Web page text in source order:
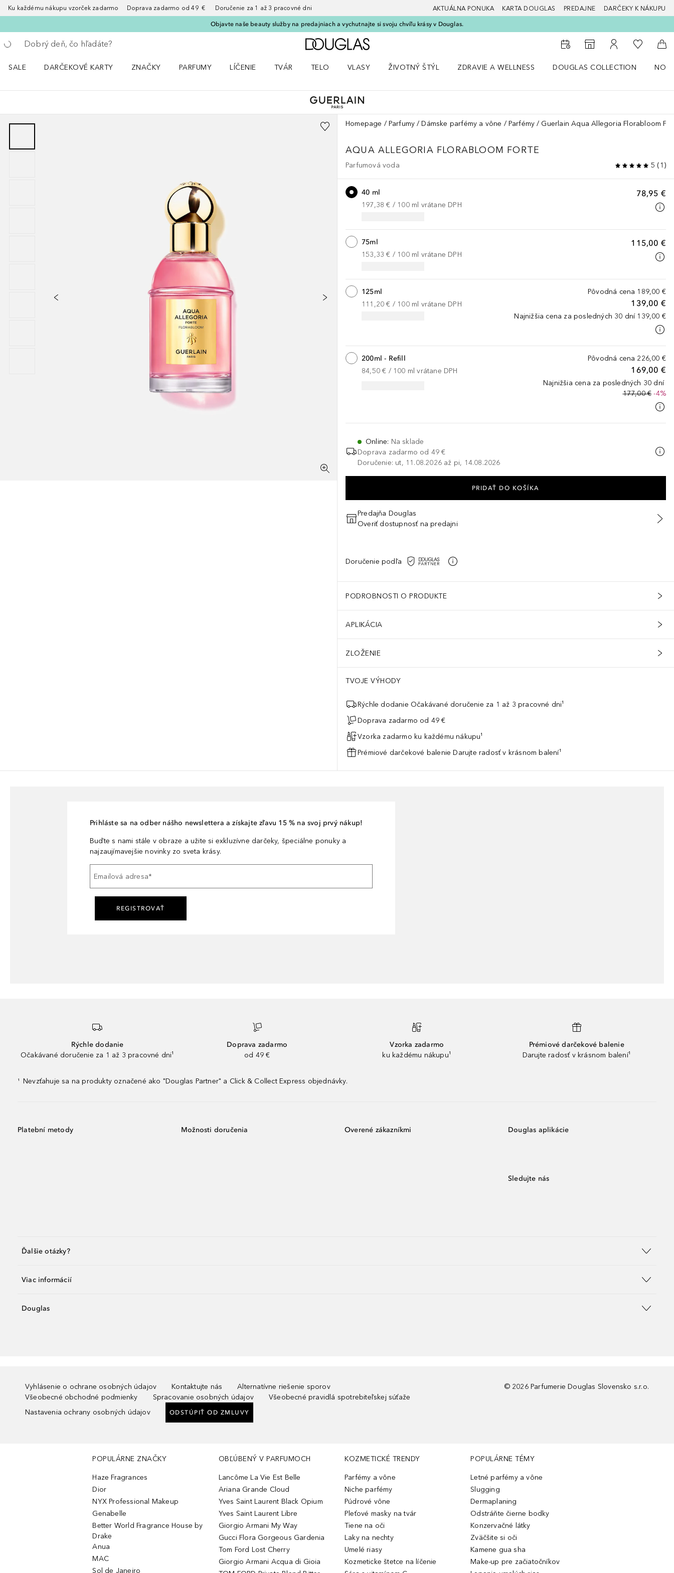
Ku každému nákupu vzorček zadarmo Doprava zadarmo od 49 € Doručenie za 1 až 3 pracovné dni AKTUÁLNA PONUKA KARTA DOUGLAS PREDAJNE DARČEKY K NÁKUPU
Objavte naše beauty služby na predajniach a vychutnajte si svoju chvíľu krásy v Douglas.
Choď späť
Vykonajte vyhľadávanie
Domov
Do vyhľadávača predajní
Do môjho účtu
Do môjho
Do
SALE
DARČEKOVÉ KARTY
ZNAČKY
PARFUMY
LÍČENIE
TVÁR
TELO
VLASY
ŽIVOTNÝ ŠTÝL
ZDRAVIE A WELLNESS
DOUGLAS COLLECTION
Homepage Parfumy Dámske parfémy a vône Parfémy Guerlain Aqua Allegoria Florabloom
AQUA ALLEGORIA FLORABLOOM FORTE
Parfumová voda 5 ( 1 )
78,95 €
40 ml
197,38 € / 100 ml vrátane DPH
115,00 €
75ml
153,33 € / 100 ml vrátane DPH
Pôvodná cena 189,00 €
139,00 €
Najnižšia cena za posledných 30 dní 139,00 €
125ml
111,20 € / 100 ml vrátane DPH
Pôvodná cena 226,00 €
169,00 €
Najnižšia cena za posledných 30 dní
177,00 €-4%
200ml - Refill
84,50 € / 100 ml vrátane DPH
Online: Na sklade
Doprava zadarmo od 49 €
Doručenie: ut, 11.08.2026 až pi, 14.08.2026
PRIDAŤ DO KOŠÍKA
Predajňa Douglas
Overiť dostupnosť na predajni
Doručenie podľa
PODROBNOSTI O PRODUKTE
APLIKÁCIA
ZLOŽENIE
TVOJE VÝHODY
Rýchle dodanie Očakávané doručenie za 1 až 3 pracovné dni¹
Doprava zadarmo od 49 €
Vzorka zadarmo ku každému nákupu¹
Prémiové darčekové balenie Darujte radosť v krásnom balení¹
Prihláste sa na odber nášho newslettera a získajte zľavu 15 % na svoj prvý nákup!
Buďte s nami stále v obraze a užite si exkluzívne darčeky, špeciálne ponuky a
najzaujímavejšie novinky zo sveta krásy.
Emailová adresa*
REGISTROVAŤ
Rýchle dodanie
Očakávané doručenie za 1 až 3 pracovné dni¹
Doprava zadarmo
od 49 €
Vzorka zadarmo
ku každému nákupu¹
Prémiové darčekové balenie
Darujte radosť v krásnom balení¹
¹ Nevzťahuje sa na produkty označené ako "Douglas Partner" a Click & Collect Express objednávky.
Platební metody Možnosti doručenia Overené zákazníkmi Douglas aplikácie
Sledujte nás
Ďalšie otázky?
Viac informácií
Douglas
Vyhlásenie o ochrane osobných údajov Kontaktujte nás
Alternatívne riešenie sporov
Všeobecné obchodné podmienky
Spracovanie osobných údajov
Všeobecné pravidlá spotrebiteľskej súťaže
Nastavenia ochrany osobných údajov
ODSTÚPIŤ OD ZMLUVY
© 2026 Parfumerie Douglas Slovensko s.r.o.
POPULÁRNE ZNAČKY
Haze Fragrances
Dior
NYX Professional Makeup
Genabelle
Better World Fragrance House by
Drake
Anua
MAC
Sol de Janeiro
OBĽÚBENÝ V PARFUMOCH
Lancôme La Vie Est Belle
Ariana Grande Cloud
Yves Saint Laurent Black Opium
Yves Saint Laurent Libre
Giorgio Armani My Way
Gucci Flora Gorgeous Gardenia
Tom Ford Lost Cherry
Giorgio Armani Acqua di Gioia
KOZMETICKÉ TRENDY
Parfémy a vône
Niche parfémy
Púdrové vône
Pleťové masky na tvár
Tiene na oči
Laky na nechty
Umelé riasy
Kozmeticke štetce na líčenie
POPULÁRNE TÉMY
Letné parfémy a vône
Slugging
Dermaplaning
Odstráňte čierne bodky
Konzervačné látky
Zväčšite si oči
Kamene gua sha
Make-up pre začiatočníkov